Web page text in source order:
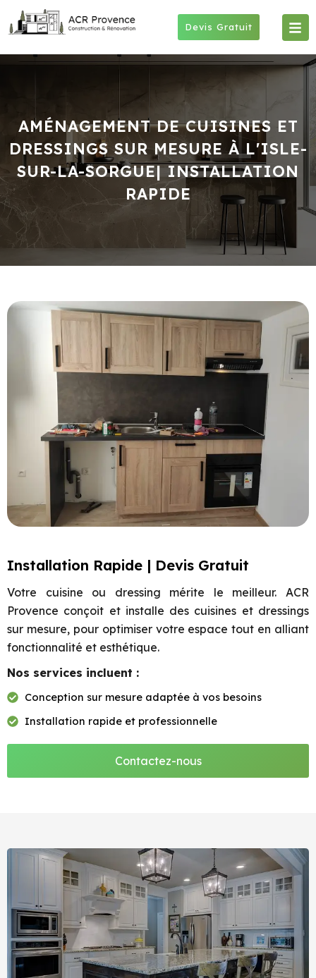
Devis Gratuit
AMÉNAGEMENT DE CUISINES ET
DRESSINGS SUR MESURE À L'ISLE-
SUR-LA-SORGUE| INSTALLATION
RAPIDE
Installation Rapide | Devis Gratuit
Votre cuisine ou dressing mérite le meilleur. ACR
Provence conçoit et installe des cuisines et dressings
sur mesure, pour optimiser votre espace tout en alliant
fonctionnalité et esthétique.
Nos services incluent :
Conception sur mesure adaptée à vos besoins
Installation rapide et professionnelle
Contactez-nous